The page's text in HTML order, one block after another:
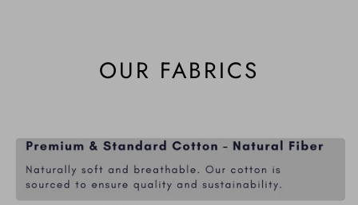
OUR FABRICS